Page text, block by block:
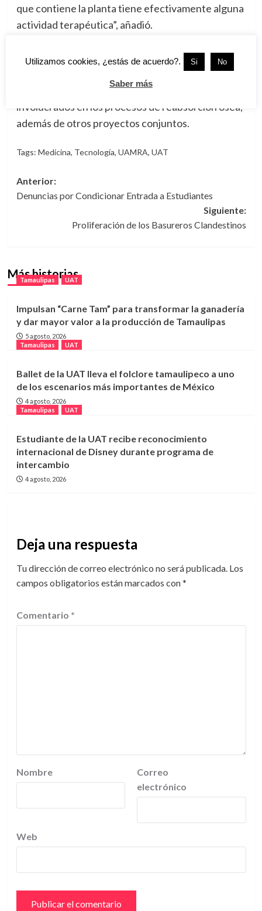
que contiene la planta tiene efectivamente alguna
actividad terapéutica”, añadió.
su colega en el Cuerpo Académico de la Salud, el
Doctor Juan Miguel Jiménez Andrade, un estudio
sobre marcadores que pudieran estar
involucrados en los procesos de reabsorción ósea;
además de otros proyectos conjuntos.
Tags: Medicina, Tecnología, UAMRA, UAT
Navegación
de
entradas
Anterior:
Denuncias por Condicionar Entrada a Estudiantes
Siguiente:
Proliferación de los Basureros Clandestinos
Más historias
Tamaulipas UAT
Impulsan “Carne Tam” para transformar la ganadería
y dar mayor valor a la producción de Tamaulipas
5 agosto, 2026
Tamaulipas
UAT
Ballet de la UAT lleva el folclore tamaulipeco a uno
de los escenarios más importantes de México
4 agosto, 2026
Tamaulipas
UAT
Estudiante de la UAT recibe reconocimiento
internacional de Disney durante programa de
intercambio
4 agosto, 2026
Deja una respuesta
Tu dirección de correo electrónico no será publicada. Los
campos obligatorios están marcados con*
Comentario *
Nombre
Correo
electrónico
Web
Utilizamos cookies, ¿estás de acuerdo?. Si No
Saber más